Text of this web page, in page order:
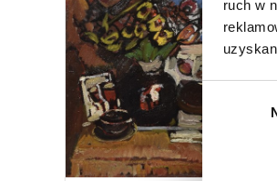
ruch w
Wybór
zgody